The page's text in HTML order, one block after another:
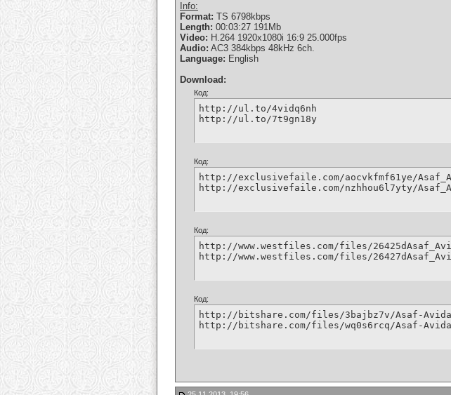
Info:
Format: TS 6798kbps
Length: 00:03:27 191Mb
Video: H.264 1920x1080i 16:9 25.000fps
Audio: AC3 384kbps 48kHz 6ch.
Language: English
Download:
Код:
http://ul.to/4vidq6nh
http://ul.to/7t9gn18y
Код:
http://exclusivefaile.com/aocvkfmf61ye/
http://exclusivefaile.com/nzhhou6l7yty/
Код:
http://www.westfiles.com/files/
http://www.westfiles.com/files/
Код:
http://bitshare.com/files/3bajbz7v/Asaf-
http://bitshare.com/files/wq0s6rcq/Asaf-